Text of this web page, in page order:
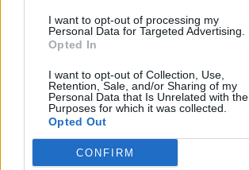
I want to opt-out of processing my
Personal Data for Targeted Advertising.
Opted In
I want to opt-out of Collection, Use,
Retention, Sale, and/or Sharing of my
Personal Data that Is Unrelated with the
Purposes for which it was collected.
Opted Out
CONFIRM